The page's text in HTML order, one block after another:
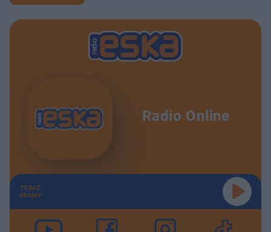
Radio Online
TERAZ
GRAMY